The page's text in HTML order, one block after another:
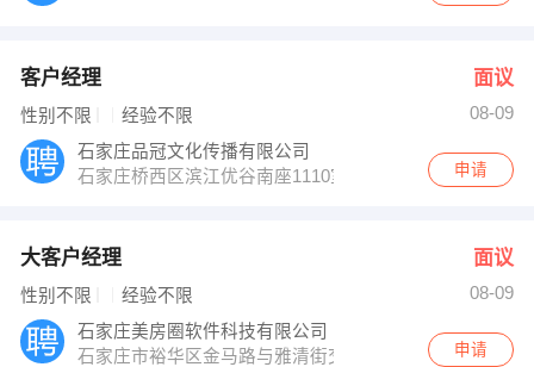
客户经理 面议
性别不限 经验不限
08-09
石家庄品冠文化传播有限公司
石家庄桥西区滨江优谷南座1110室
申请
大客户经理 面议
性别不限 经验不限
08-09
石家庄美房圈软件科技有限公司
石家庄市裕华区金马路与雅清街交口东北角西美五洲
申请